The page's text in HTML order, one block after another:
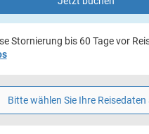
Terrasse
10 m²
Stornierung bis 60 Tage vor
Bitte wählen Sie Ihre Reisedaten